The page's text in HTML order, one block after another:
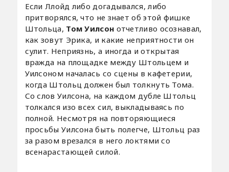
Если Ллойд либо догадывался, либо
притворялся, что не знает об этой фишке
Штольца, Том Уилсон отчетливо осознавал,
как зовут Эрика, и какие неприятности он
сулит. Неприязнь, а иногда и открытая
вражда на площадке между Штольцем и
Уилсоном началась со сцены в кафетерии,
когда Штольц должен был толкнуть Тома.
Со слов Уилсона, на каждом дубле Штольц
толкался изо всех сил, выкладываясь по
полной. Несмотря на повторяющиеся
просьбы Уилсона быть полегче, Штольц раз
за разом врезался в него локтями со
всенарастающей силой.